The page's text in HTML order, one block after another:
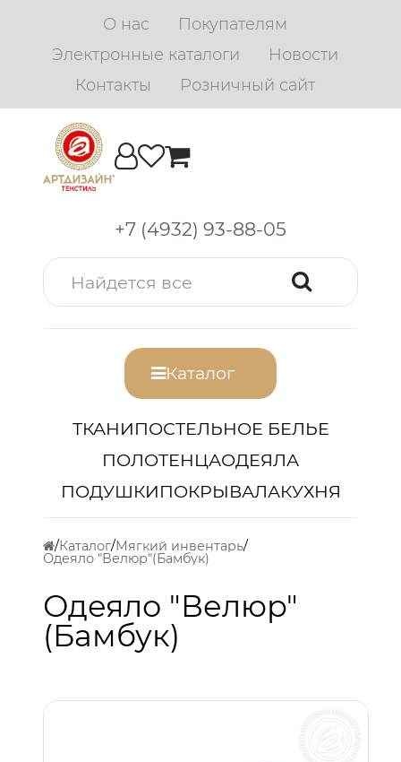
О нас
Покупателям
Электронные каталоги
Новости
Контакты
Розничный сайт
+7 (4932) 93-88-05
Каталог
ТКАНИПОСТЕЛЬНОЕ БЕЛЬЕ
ПОЛОТЕНЦАОДЕЯЛА
ПОДУШКИПОКРЫВАЛАКУХНЯ
Каталог Мягкий инвентарь
Одеяло "Велюр"(Бамбук)
Одеяло "Велюр"
(Бамбук)